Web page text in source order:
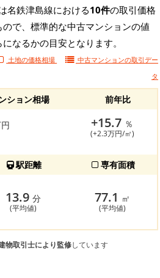
名鉄津島線における10件の取引価格
で、標準的な中古マンションの値
なるかの目安となります。
土地の価格相場 中古マンションの取引デー
タ
ション相場 前年比
+15.7 ％
(+2.3万円/㎡)
駅距離 専有面積
13.9 分
(平均値)
77.1 ㎡
(平均値)
物取引士により監修しています